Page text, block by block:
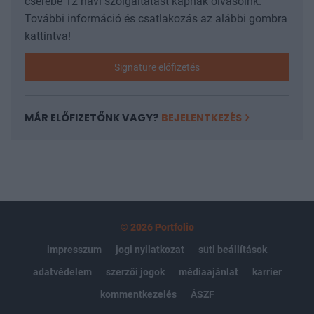
További információ és csatlakozás az alábbi gombra
kattintva!
Signature előfizetés
MÁR ELŐFIZETŐNK VAGY? BEJELENTKEZÉS
© 2026 Portfolio
impresszum
jogi nyilatkozat
süti beállítások
adatvédelem
szerzői jogok médiaajánlat
karrier
kommentkezelés
ÁSZF